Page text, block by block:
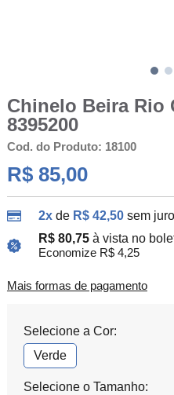
Chinelo Beira Rio
8395200
Cod. do Produto: 18100
R$ 85,00
2xde R$ 42,50 sem
R$ 80,75 à vista no
Economize R$ 4,25
Mais formas de pagamento
Selecione a Cor:
Verde
Selecione o Tamanho: